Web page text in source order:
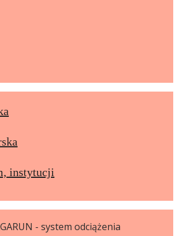
instytucji
- system odciążenia